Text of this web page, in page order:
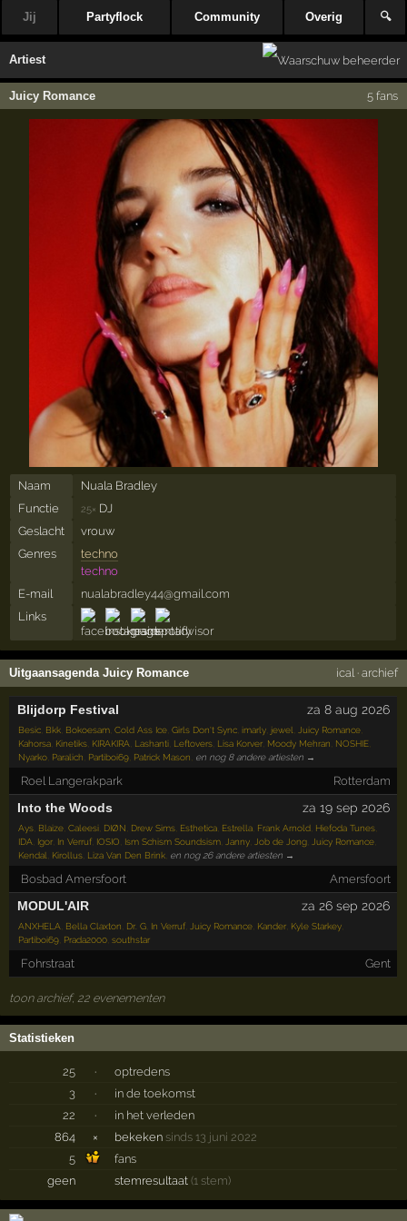
Jij Partyflock Community Overig 🔍
Artiest
Juicy Romance 5 fans
Naam
Nuala Bradley
Functie
25× DJ
Geslacht
vrouw
Genres
techno
techno
E-mail
nualabradley44@gmail.com
Links
Uitgaansagenda Juicy Romance ical· archief
Blijdorp Festival za 8 aug 2026
Besic Bkk Bokoesam ,Cold Ass Ice ,Girls Don't Sync ,imarly jewel Juicy Romance
Kahorsa Kinetiks KIRAKIRA Lashanti Leftovers Lisa Korver Moody Mehran NOSHIE
Nyarko Paralich Partiboi69 Patrick Mason en nog 8 andere artiesten →
Roel Langerakpark Rotterdam
Into the Woods za 19 sep 2026
Ays Blaize ,Caleesi DIØN Drew Sims Esthetica Estrella Frank Arnold Hiefoda Tunes
IDA Igor In Verruf IOSIO Ism Schism Soundsism Janny Job de Jong Juicy Romance
Kendal Kirollus Liza Van Den Brink en nog 26 andere artiesten →
Bosbad Amersfoort Amersfoort
MODUL'AIR za 26 sep 2026
ANXHELA Bella Claxton Dr. G In Verruf Juicy Romance Kander Kyle Starkey
Partiboi69 Prada2000 ,southstar
Fohrstraat Gent
toon archief, 22 evenementen
Statistieken
25 ·
optredens
3
·
in de toekomst
22
·
in het verleden
864
× bekeken sinds 13 juni 2022
5
fans
geen
stemresultaat(1 stem)